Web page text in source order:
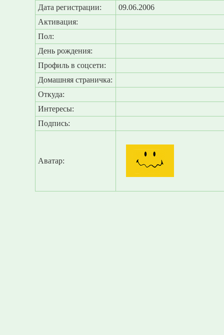
Дата регистрации:
09.06.2006
Активация:
Пол:
День рождения:
Профиль в соцсети:
Домашняя страничка:
Откуда:
Интересы:
Подпись:
Аватар: